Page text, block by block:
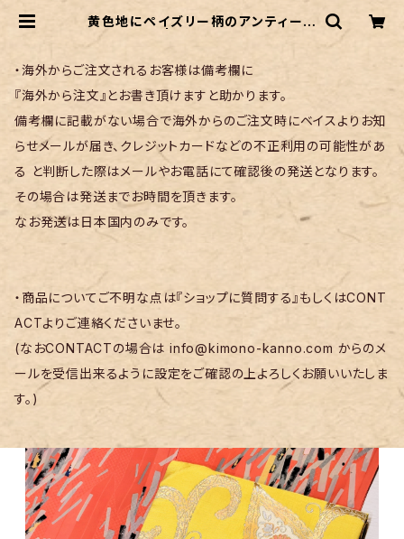
黄色地にペイズリー柄のアンティーク
・海外からご注文されるお客様は備考欄に
『海外から注文』とお書き頂けますと助かります。
備考欄に記載がない場合で海外からのご注文時にベイスよりお知
らせメールが届き、クレジットカードなどの不正利用の可能性があ
る と判断した際はメールやお電話にて確認後の発送となります。
その場合は発送までお時間を頂きます。
なお発送は日本国内のみです。
・商品についてご不明な点は『ショップに質問する』もしくはCONT
ACTよりご連絡くださいませ。
(なおCONTACTの場合はinfo@kimono-kanno.com からのメ
ールを受信出来るように設定をご確認の上よろしくお願いいたしま
す。)